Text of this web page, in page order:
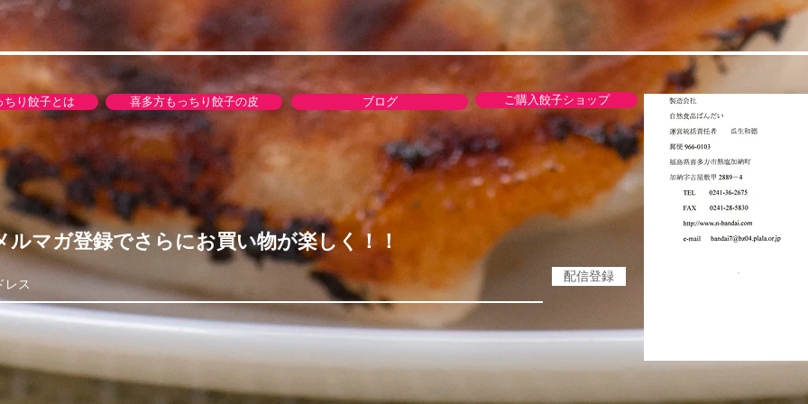
ちり餃子とは 喜多方もっちり餃子の皮 ブログ ご購入餃子ショップ
配信登録
ルマガ登録でさらにお買い物が楽しく！！